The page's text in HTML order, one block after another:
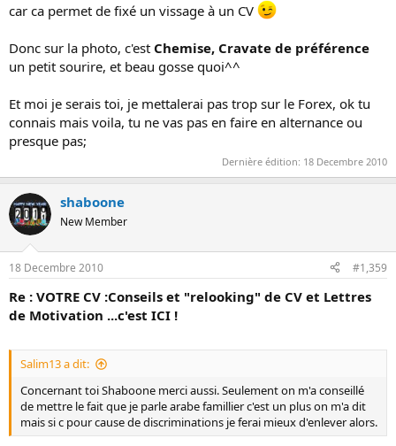
car ca permet de fixé un vissage à un CV
Donc sur la photo, c'est Chemise, Cravate de préférence
un petit sourire, et beau gosse quoi^^
Et moi je serais toi, je mettalerai pas trop sur le Forex, ok tu
connais mais voila, tu ne vas pas en faire en alternance ou
presque pas;
Dernière édition: 18 Decembre 2010
shaboone
New Member
18 Decembre 2010 #1,359
Re : VOTRE CV :Conseils et "relooking" de CV et Lettres
de Motivation ...c'est ICI !
Salim13 a dit:
Concernant toi Shaboone merci aussi. Seulement on m'a conseillé
de mettre le fait que je parle arabe famillier c'est un plus on m'a dit
mais si c pour cause de discriminations je ferai mieux d'enlever alors.